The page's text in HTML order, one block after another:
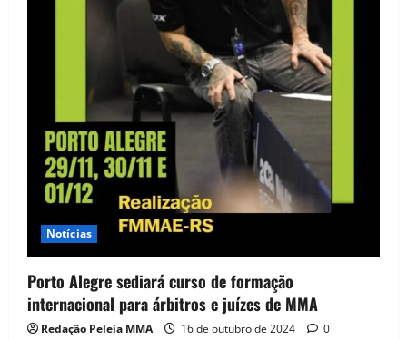
Notícias
Porto Alegre sediará curso de formação
internacional para árbitros e juízes de MMA
Redação Peleia MMA 16 de outubro de 2024 0